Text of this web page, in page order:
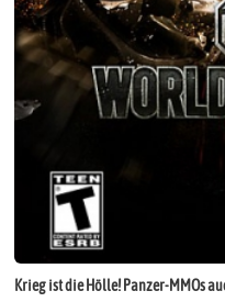
Krieg ist die Hölle! Panzer-MMOs